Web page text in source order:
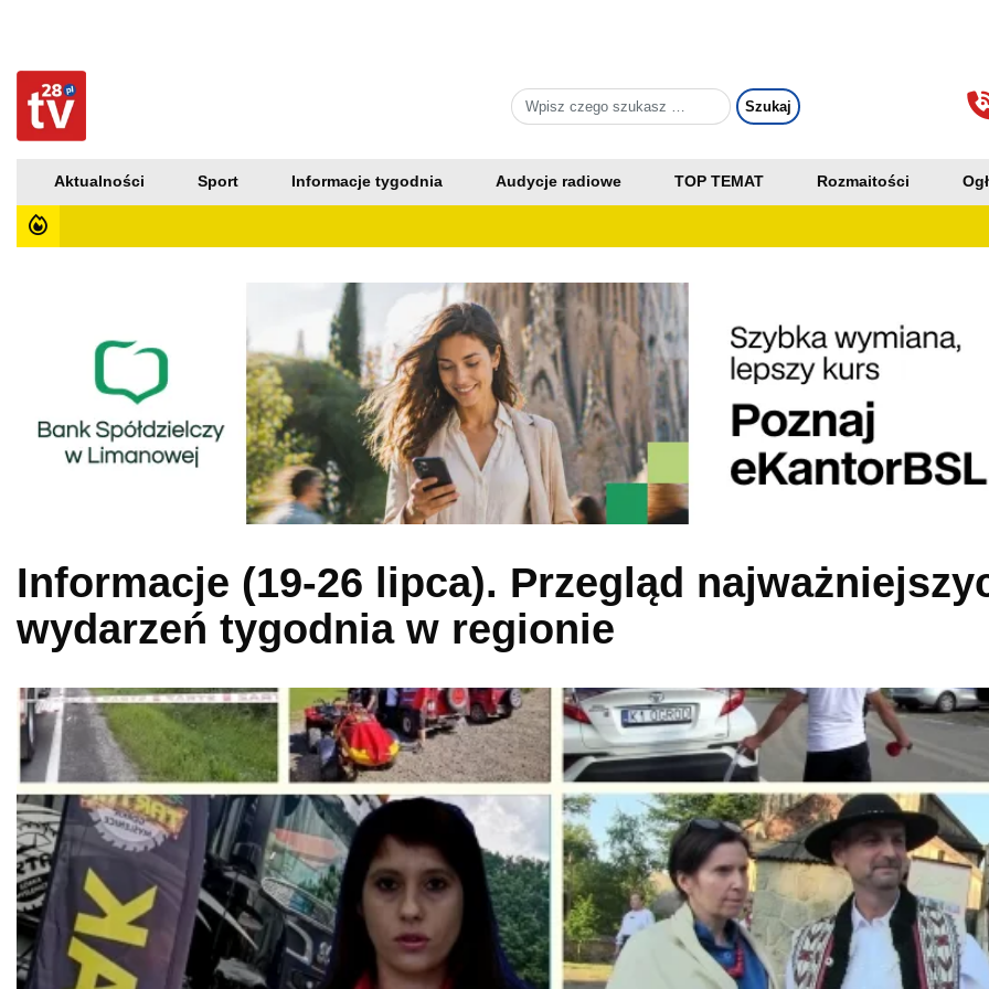
Aktualności Sport Informacje tygodnia Audycje radiowe TOP TEMAT Rozmaitości
Informacje (19-26 lipca). Przegląd
wydarzeń tygodnia w regionie